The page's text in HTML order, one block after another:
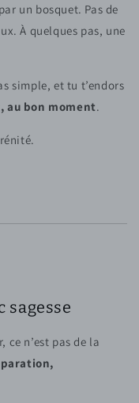
un bosquet. Pas de
À quelques pas, une
simple, et tu t’endors
au bon moment.
sagesse
n’est pas de la